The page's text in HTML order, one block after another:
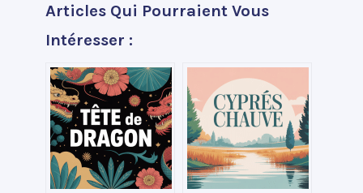
Articles Qui Pourraient Vous
Intéresser :